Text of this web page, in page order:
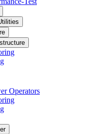
Operators